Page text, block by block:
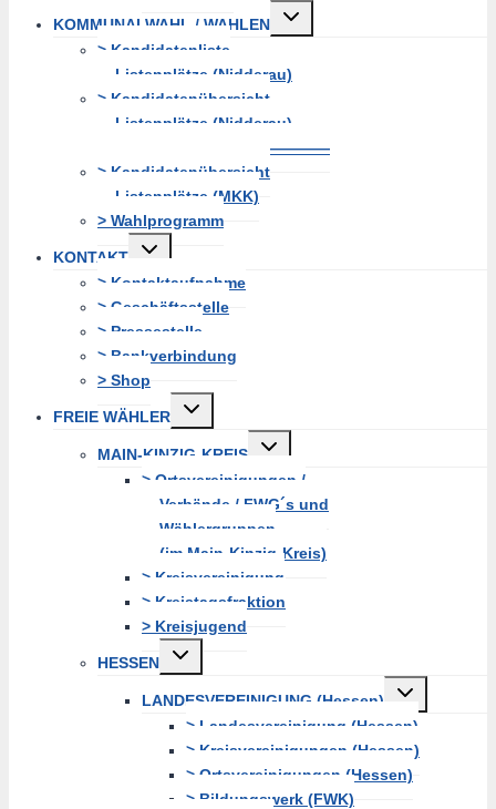
KOMMUNALWAHL / WAHLEN
Untermenü
erweitern
> Kandidatenliste
Listenplätze (Nidderau)
> Kandidatenübersicht
Listenplätze (Nidderau)
———————————————
> Kandidatenübersicht
Listenplätze (MKK)
> Wahlprogramm
KONTAKT
Untermenü
erweitern
> Kontaktaufnahme
> Geschäftsstelle
> Pressestelle
> Bankverbindung
> Shop
FREIE WÄHLER
Untermenü
erweitern
MAIN-KINZIG-KREIS
Untermenü
erweitern
> Ortsvereinigungen /
Verbände / FWG´s und
Wählergruppen
(im Main-Kinzig-Kreis)
> Kreisvereinigung
> Kreistagsfraktion
> Kreisjugend
HESSEN
Untermenü
erweitern
LANDESVEREINIGUNG (Hessen)
Untermenü
erweitern
> Landesvereinigung (Hessen)
> Kreisvereinigungen (Hessen)
> Ortsvereinigungen (Hessen)
> Bildungswerk (FWK)